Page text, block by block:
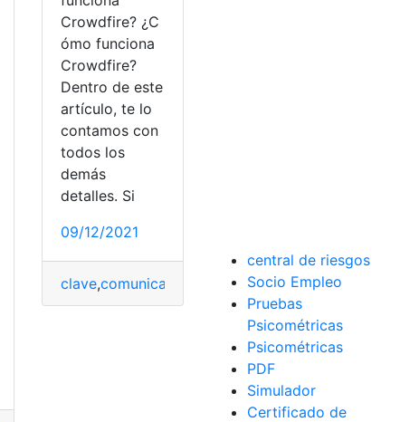
Crowdfire? ¿C
ómo funciona
Crowdfire?
Dentro de este
artículo, te lo
contamos con
todos los
demás
detalles. Si
09/12/2021
clave,comunicación comunidad,función,
central de riesgos
Socio Empleo
Pruebas
Psicométricas
Psicométricas
PDF
Simulador
Certificado de